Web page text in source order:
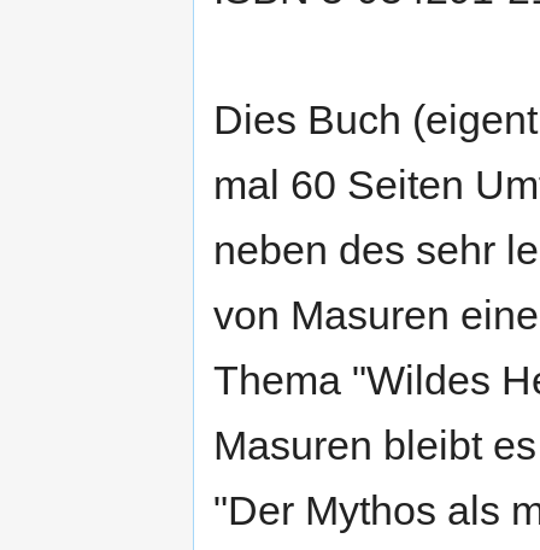
Dies Buch
mal 60 Seiten
neben des sehr
von Masuren
Thema "Wildes
Masuren bleibt
"Der Mythos als